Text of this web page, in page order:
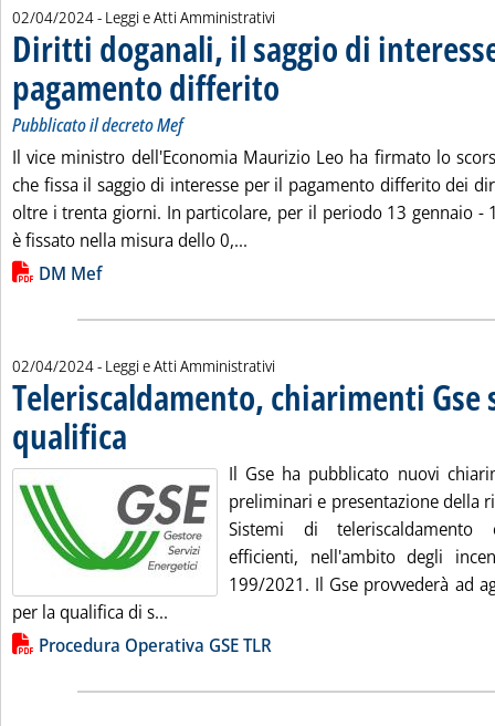
02/04/2024- Leggi e Atti Amministrativi
Diritti doganali, il saggio di
pagamento differito . Sottotitolo: Pubblicato il decreto Mef
. Pubblicata martedì 02 aprile 2024 alle
Pubblicato il decreto Mef
Il vice ministro dell'Economia Maurizio Leo ha firmato lo
che fissa il saggio di interesse per il pagamento differito dei
oltre i trenta giorni. In particolare, per il periodo 13 gennaio -
è fissato nella misura dello 0,...
Lista allegati PDF alla notizia
DM Mef
02/04/2024- Leggi e Atti Amministrativi
Teleriscaldamento, chiarimenti Gse
qualifica
Il Gse ha pubblicato nuovi
preliminari e presentazione della
Sistemi di teleriscaldamento
efficienti, nell'ambito degli
199/2021. Il Gse provvederà ad
per la qualifica di s...
Lista allegati PDF alla notizia
Procedura Operativa GSE TLR